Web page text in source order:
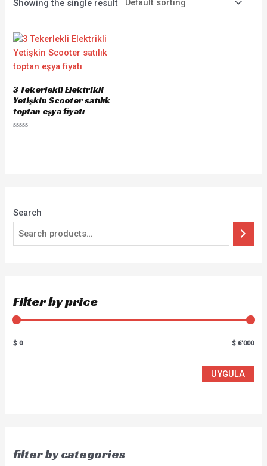
Search
Filter by price
$ 0 $ 6'000
UYGULA
filter by categories
Showing the single result
3 Tekerlekli Elektrikli
Yetişkin Scooter satılık
toptan eşya fiyatı